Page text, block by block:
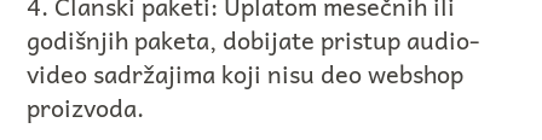
godišnjih paketa, dobijate pristup audio-
video sadržajima koji nisu deo webshop
proizvoda.